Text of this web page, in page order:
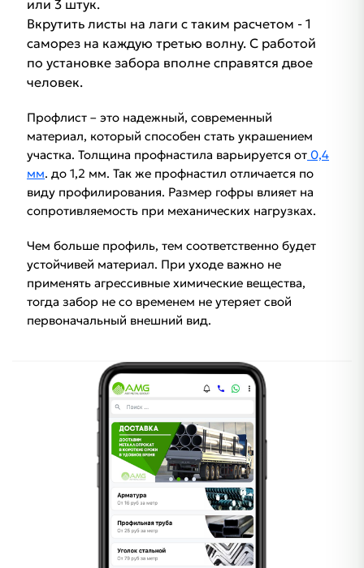
или 3 штук.
Вкрутить листы на лаги с таким расчетом - 1
саморез на каждую третью волну. С работой
по установке забора вполне справятся двое
человек.
Профлист – это надежный, современный
материал, который способен стать украшением
участка. Толщина профнастила варьируется от 0,4
мм. до 1,2 мм. Так же профнастил отличается по
виду профилирования. Размер гофры влияет на
сопротивляемость при механических нагрузках.
Чем больше профиль, тем соответственно будет
устойчивей материал. При уходе важно не
применять агрессивные химические вещества,
тогда забор не со временем не утеряет свой
первоначальный внешний вид.